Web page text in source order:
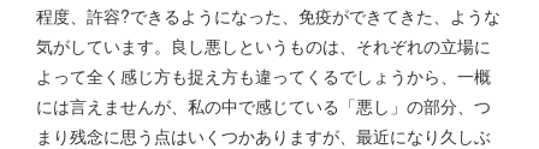
程度、許容?できるようになった、免疫ができてきた、ような
気がしています。良し悪しというものは、それぞれの立場に
よって全く感じ方も捉え方も違ってくるでしょうから、一概
には言えませんが、私の中で感じている「悪し」の部分、つ
まり残念に思う点はいくつかありますが、最近になり久しぶ